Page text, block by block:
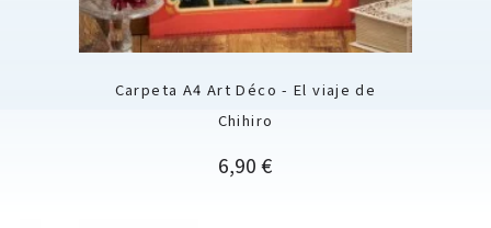
Carpeta A4 Art Déco - El viaje de
Chihiro
Precio
6,90 €